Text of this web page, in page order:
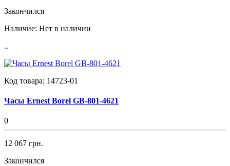
Закончился
Наличие: Нет в наличии
..
Код товара: 14723-01
Часы Ernest Borel GB-801-4621
0
12 067 грн.
Закончился